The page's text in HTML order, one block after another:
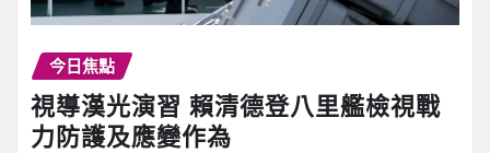
今日焦點
視導漢光演習 賴清德登八里艦檢視戰
力防護及應變作為